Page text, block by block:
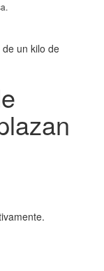
un kilo de